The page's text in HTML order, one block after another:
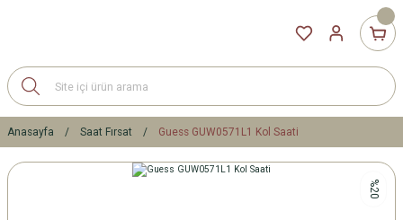
Anasayfa Saat Fırsat Guess GUW0571L1 Kol Saati
%20